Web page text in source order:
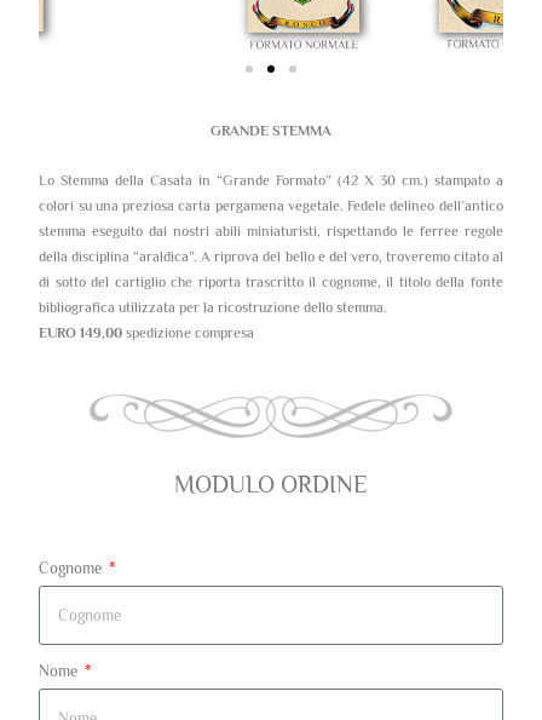
GRANDE STEMMA
Lo Stemma della Casata in “Grande Formato” (42 X 30 cm.) stampato a
colori su una preziosa carta pergamena vegetale. Fedele delineo dell’antico
stemma eseguito dai nostri abili miniaturisti, rispettando le ferree regole
della disciplina “araldica”. A riprova del bello e del vero, troveremo citato al
di sotto del cartiglio che riporta trascritto il cognome, il titolo della fonte
bibliografica utilizzata per la ricostruzione dello stemma.
EURO 149,00 spedizione compresa
MODULO ORDINE
Cognome
Nome